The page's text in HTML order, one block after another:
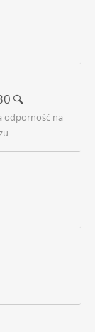
odporność na